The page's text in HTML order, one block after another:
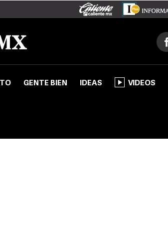
GENTE BIEN IDEAS VIDEOS